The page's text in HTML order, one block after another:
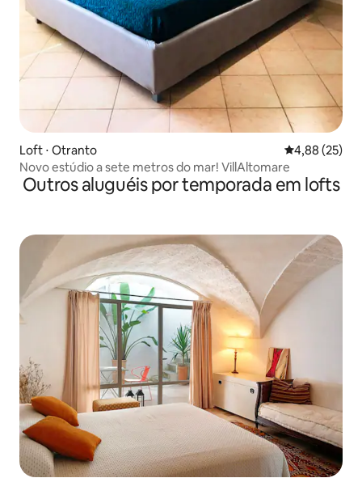
Loft ⋅ Otranto 4,88 de uma
4,88 (25)
Novo estúdio a sete metros do mar! VillAltomare
Outros aluguéis por temporada em lofts